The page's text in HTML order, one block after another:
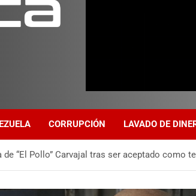
CORRUPCIÓN LAVADO DE
de “El Pollo” Carvajal tras ser aceptado como